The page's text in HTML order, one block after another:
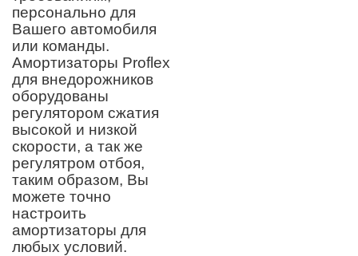
персонально для
Вашего автомобиля
или команды.
Амортизаторы Proflex
для внедорожников
оборудованы
регулятором сжатия
высокой и низкой
скорости, а так же
регулятром отбоя,
таким образом, Вы
можете точно
настроить
амортизаторы для
любых условий.